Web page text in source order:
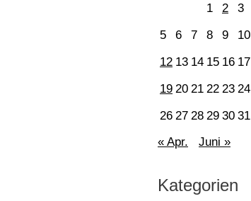
1
2 3
5
6 7 8 9 10
12 13 14 15 16 17
19 20 21 22 23 24
26 27 28 29 30 31
« Apr.
Juni »
Kategorien